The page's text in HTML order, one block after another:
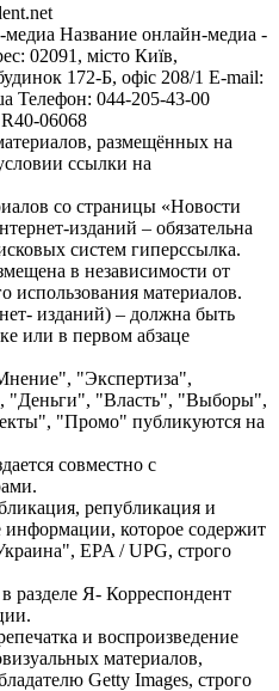
Название онлайн-медиа -
02091, місто Київ,
172-Б, офіс 208/1 E-mail:
Телефон: 044-205-43-00
06068
размещённых на
ссылки на
со страницы «Новости
изданий – обязательна
систем гиперссылка.
в независимости от
использования материалов.
изданий) – должна быть
или в первом абзаце
"Экспертиза",
"Деньги", "Власть", "Выборы",
"Промо" публикуются на
совместно с
републикация и
информации, которое содержит
EPA / UPG, строго
разделе Я- Корреспондент
и воспроизведение
материалов,
Getty Images, строго